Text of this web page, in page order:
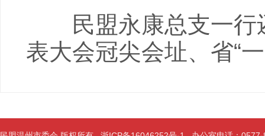
民盟永康总支一行
表大会冠尖会址、省“